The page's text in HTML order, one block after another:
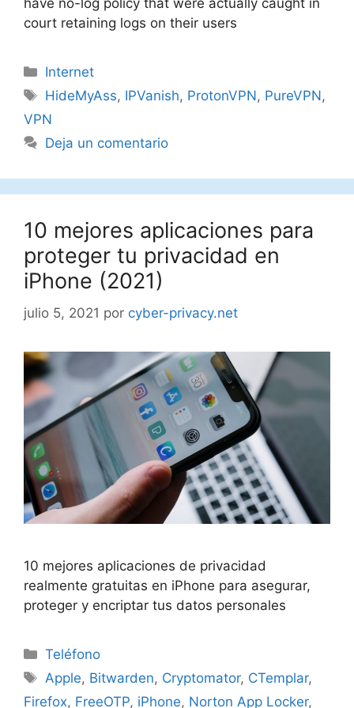
have no-log policy that were actually caught in
court retaining logs on their users
Categorías
Internet
Etiquetas
HideMyAss, IPVanish, ProtonVPN, PureVPN,
VPN
Deja un comentario
10 mejores aplicaciones para
proteger tu privacidad en
iPhone (2021)
julio 5, 2021 por cyber-privacy.net
10 mejores aplicaciones de privacidad
realmente gratuitas en iPhone para asegurar,
proteger y encriptar tus datos personales
Categorías
Teléfono
Etiquetas
Apple, Bitwarden, Cryptomator, CTemplar,
Firefox, FreeOTP, iPhone, Norton App Locker,